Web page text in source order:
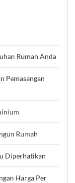
Rumah Anda
Pemasangan
Rumah
Diperhatikan
Harga Per